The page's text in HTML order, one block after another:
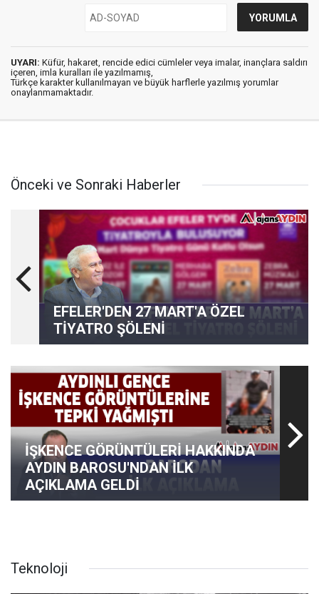
UYARI: Küfür, hakaret, rencide edici cümleler veya imalar, inançlara saldırı
içeren, imla kuralları ile yazılmamış,
Türkçe karakter kullanılmayan ve büyük harflerle yazılmış yorumlar
onaylanmamaktadır.
Önceki ve Sonraki Haberler
EFELER'DEN 27 MART'A ÖZEL
TİYATRO ŞÖLENİ
İŞKENCE GÖRÜNTÜLERİ HAKKINDA
AYDIN BAROSU'NDAN İLK
AÇIKLAMA GELDİ
Teknoloji